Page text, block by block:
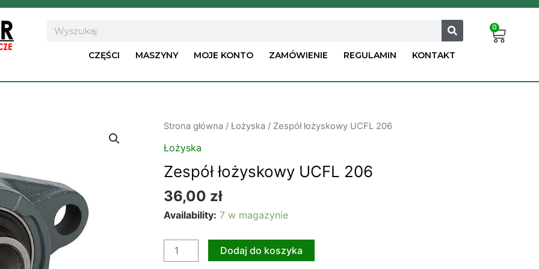
Search
CZĘŚCI MASZYNY MOJE KONTO ZAMÓWIENIE REGULAMIN KONTAKT
0
Strona główna / Łożyska / Zespół łożyskowy UCFL 206
Łożyska
Zespół łożyskowy UCFL 206
36,00 zł
Availability: 7 w magazynie
ilość
Zespół
łożyskowy
UCFL
206
Dodaj do koszyka